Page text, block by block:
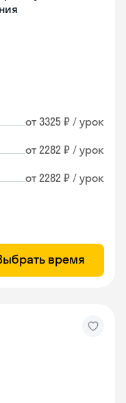
от 3325 ₽ / урок
от 2282 ₽ / урок
от 2282 ₽ / урок
время